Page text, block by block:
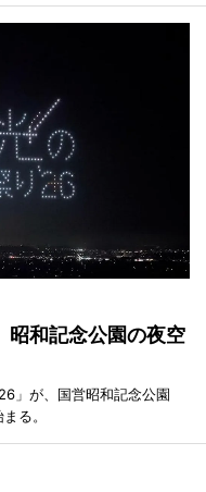
和記念公園の夜空
」が、国営昭和記念公園
る。